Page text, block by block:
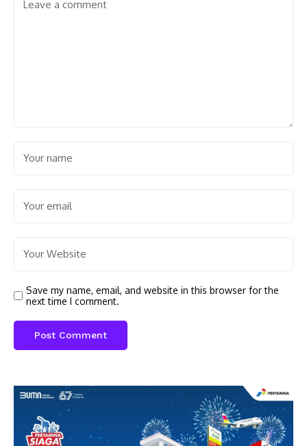
Save my name, email, and website in this browser for the
next time I comment.